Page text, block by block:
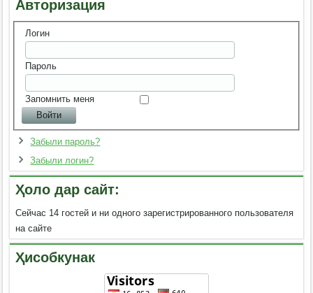
Авторизация
Логин
Пароль
Запомнить меня
Забыли пароль?
Забыли логин?
Ҳоло дар сайт:
Сейчас 14 гостей и ни одного зарегистрированного пользователя
на сайте
Ҳисобкунак